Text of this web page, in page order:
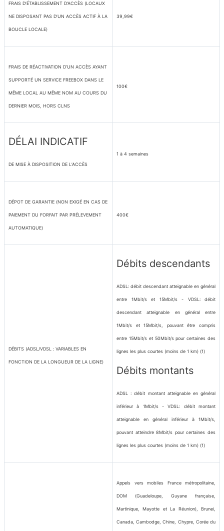
FRAIS D’ÉTABLISSEMENT D’ACCÈS (LOCAUX
NE DISPOSANT PAS D’UN ACCÈS ACTIF À LA
BOUCLE LOCALE)
39,99€
FRAIS DE RÉACTIVATION D’UN ACCÈS AYANT
SUPPORTÉ UN SERVICE FREEBOX DANS LE
MÊME LOCAL AU MÊME NOM AU COURS DU
DERNIER MOIS, HORS CLNS
100€
DÉLAI INDICATIF
DE MISE À DISPOSITION DE L’ACCÈS
1 à 4 semaines
DÉPOT DE GARANTIE (NON EXIGÉ EN CAS DE
PAIEMENT DU FORFAIT PAR PRÉLEVEMENT
AUTOMATIQUE)
400€
DÉBITS (ADSL/VDSL : VARIABLES EN
FONCTION DE LA LONGUEUR DE LA LIGNE)
Débits descendants
ADSL: débit descendant atteignable en général
entre 1Mbit/s et 15Mbit/s - VDSL: débit
descendant atteignable en général entre
1Mbit/s et 15Mbit/s, pouvant être compris
entre 15Mbit/s et 50Mbit/s pour certaines des
lignes les plus courtes (moins de 1 km) (1)
Débits montants
ADSL : débit montant atteignable en général
inférieur à 1Mbit/s - VDSL: débit montant
atteignable en général inférieur à 1Mbit/s,
pouvant atteindre 8Mbit/s pour certaines des
lignes les plus courtes (moins de 1 km) (1)
Appels vers mobiles France métropolitaine,
DOM (Guadeloupe, Guyane française,
Martinique, Mayotte et La Réunion), Brunei,
Canada, Cambodge, Chine, Chypre, Corée du